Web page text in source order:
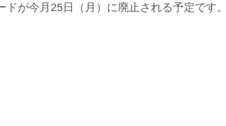
が今月25日（月）に廃止される予定です。